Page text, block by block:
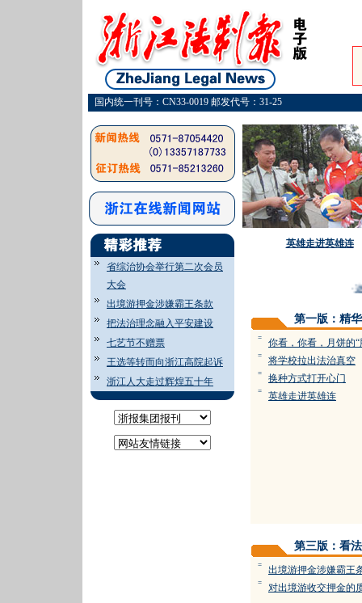
国内统一刊号：CN33-0019 邮发代号：31-25
省综治协会举行第二次会员
大会
出境游押金涉嫌霸王条款
把法治理念融入平安建设
七艺节不赠票
王选等转而向浙江高院起诉
浙江人大走过辉煌五十年
英雄走进英雄连
第一版：精
= 你看，你看，月饼的“
= 将学校拉出法治真空
= 换种方式打开心门
= 英雄走进英雄连
第三版：看法
= 出境游押金涉嫌霸王
= 对出境游收交押金的